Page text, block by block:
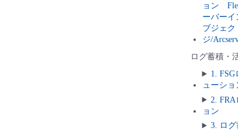
ョン
ーバーイ
ブジェク
ジ/
ログ蓄積・
1.
ューショ
2.
ョン
3. ロ